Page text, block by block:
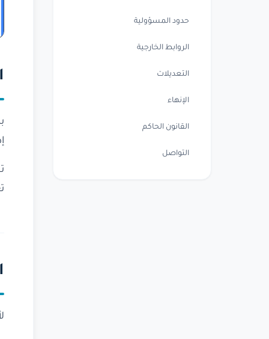
حدود المسؤولية
الروابط الخارجية
التعديلات
الإنهاء
القانون الحاكم
التواصل